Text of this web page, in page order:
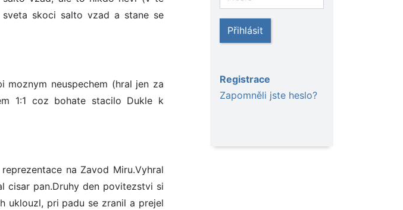
skoci salto vzad a stane se
moznym neuspechem (hral jen za
1:1 coz bohate stacilo Dukle k
na Zavod Miru.Vyhral
cisar pan.Druhy den povitezstvi si
uklouzl, pri padu se zranil a prejel
Přihlásit
Registrace
Zapomněli jste heslo?